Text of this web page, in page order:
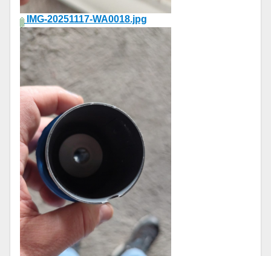
IMG-20251117-WA0018.jpg